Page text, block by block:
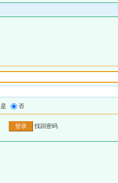
是 否
找回密码